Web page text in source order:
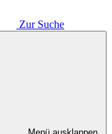
Zur Suche